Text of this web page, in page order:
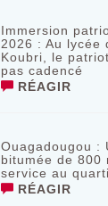
Immersion
2026 : Au lycée
Koubri, le
pas cadencé
RÉAGIR
Ouagadougou :
bitumée de 800
service au
RÉAGIR